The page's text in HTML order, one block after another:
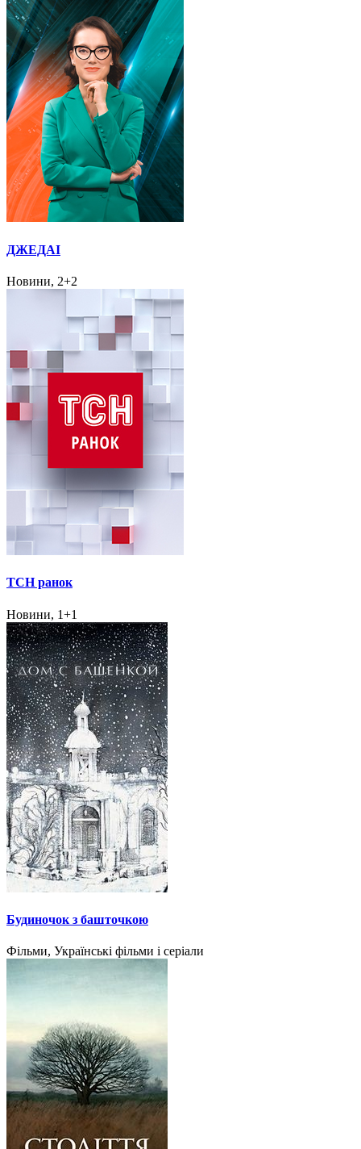
ДЖЕДАІ
Новини, 2+2
ТСН ранок
Новини, 1+1
Будиночок з башточкою
Фільми, Українські фільми і серіали